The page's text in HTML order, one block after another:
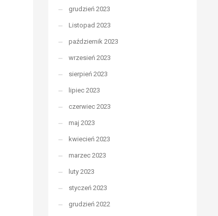
grudzień 2023
Listopad 2023
październik 2023
wrzesień 2023
sierpień 2023
lipiec 2023
czerwiec 2023
maj 2023
kwiecień 2023
marzec 2023
luty 2023
styczeń 2023
grudzień 2022